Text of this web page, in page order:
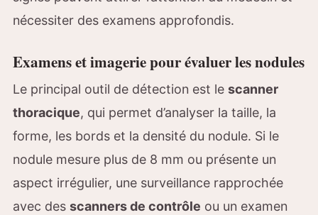
nécessiter des examens approfondis.
Examens et imagerie pour évaluer les nodules
Le principal outil de détection est le scanner
thoracique, qui permet d’analyser la taille, la
forme, les bords et la densité du nodule. Si le
nodule mesure plus de 8 mm ou présente un
aspect irrégulier, une surveillance rapprochée
avec des scanners de contrôle ou un examen